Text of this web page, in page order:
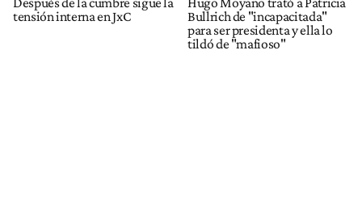
tensión interna en JxC
Bullrich de "incapacitada"
para ser presidenta y ella lo
tildó de "mafioso"